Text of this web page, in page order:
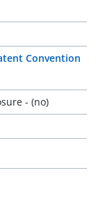
Convention
- (no)